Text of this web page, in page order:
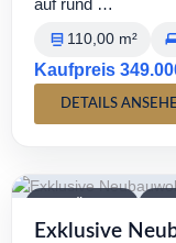
auf rund …
110,00 m²
Kaufpreis
DETAILS
Exklusive